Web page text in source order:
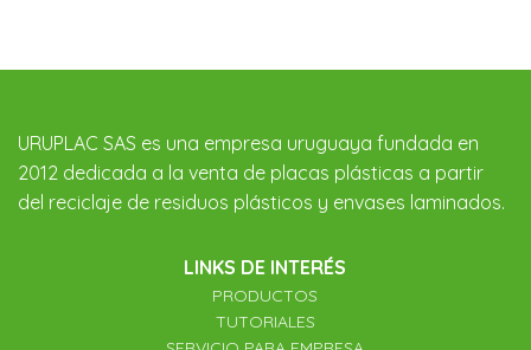
URUPLAC SAS es una empresa uruguaya fundada en
2012 dedicada a la venta de placas plásticas a partir
del reciclaje de residuos plásticos y envases laminados.
LINKS DE INTERÉS
PRODUCTOS
TUTORIALES